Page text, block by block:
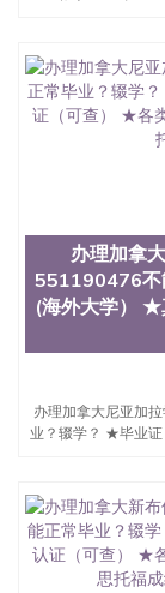
速拿到国外
QQ微信
551190476泰
回国证明QQ
551190476
外文凭质量
理QQ微信
551190476办
外大学有毕业
格QQ微信
办理国外文凭
查文凭QQ微
微信
551190476
办理学历认
年，简称
西地区的公
心，占地154
名综合性公
办理加拿
551190476不
(海外大学）
办理加拿大尼亚加
业？辍学？ ★毕业